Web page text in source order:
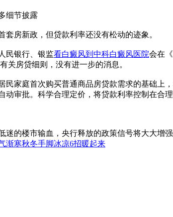
细节披露
房新政，但贷款利率还没有松动的迹象。
民银行、银监看白癜风到中科白癜风医院会在
关房贷细则，没有进一步的消息。
民家庭首次购买普通商品房贷款需求的基础上
动审批。科学合理定价，将贷款利率控制在合
迷的楼市输血，央行释放的政策信号将大大
渐寒秋冬手脚冰凉6招暖起来